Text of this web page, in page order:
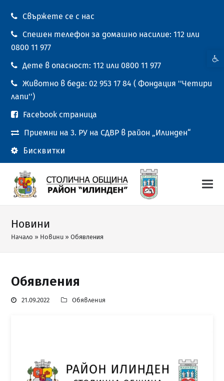
Свържете се с нас
Спешен телефон за домашно насилие: 112 или
0800 11 977
Дете в опасност: 112 или 0800 11 977
Животно в беда: 02 953 17 84 ( Фондация ''Четири
лапи'')
Facebook страница
Приемни на 3. РУ на СДВР в район „Илинден“
Бисквитки
Новини
Начало » Новини »Обявления
Обявления
21.09.2022 Обявления